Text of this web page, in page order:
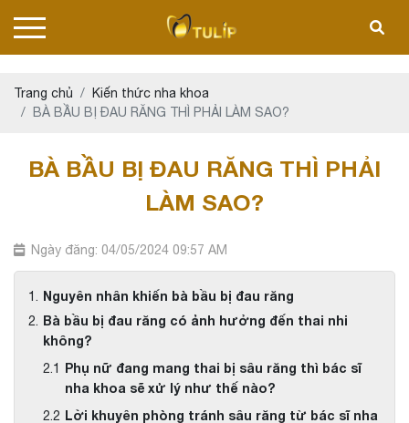
Trang chủ
Kiến thức nha khoa
BÀ BẦU BỊ ĐAU RĂNG THÌ PHẢI LÀM SAO?
BÀ BẦU BỊ ĐAU RĂNG THÌ PHẢI
LÀM SAO?
Ngày đăng: 04/05/2024 09:57 AM
Nguyên nhân khiến bà bầu bị đau răng
Bà bầu bị đau răng có ảnh hưởng đến thai nhi
không?
Phụ nữ đang mang thai bị sâu răng thì bác sĩ
nha khoa sẽ xử lý như thế nào?
Lời khuyên phòng tránh sâu răng từ bác sĩ nha